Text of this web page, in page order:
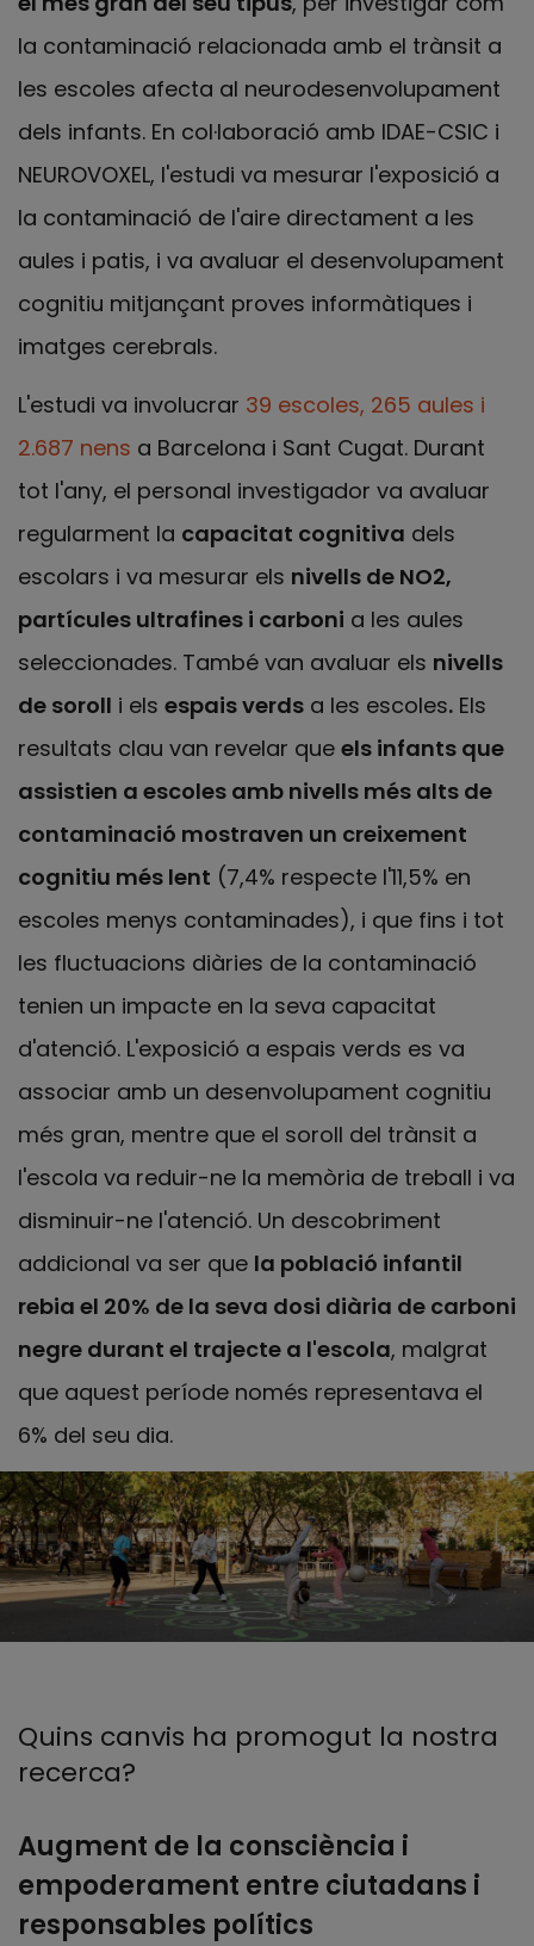
la contaminació relacionada amb el trànsit a
les escoles afecta al neurodesenvolupament
dels infants. En col·laboració amb IDAE-CSIC i
NEUROVOXEL, l'estudi va mesurar l'exposició a
la contaminació de l'aire directament a les
aules i patis, i va avaluar el desenvolupament
cognitiu mitjançant proves informàtiques i
imatges cerebrals.
L'estudi va involucrar 39 escoles, 265 aules i
2.687 nens a Barcelona i Sant Cugat. Durant
tot l'any, el personal investigador va avaluar
regularment la capacitat cognitiva dels
escolars i va mesurar els nivells de NO2,
partícules ultrafines i carboni a les aules
seleccionades. També van avaluar els nivells
de soroll i els espais verds a les escoles. Els
resultats clau van revelar que els infants que
assistien a escoles amb nivells més alts de
contaminació mostraven un creixement
cognitiu més lent (7,4% respecte l'11,5% en
escoles menys contaminades), i que fins i tot
les fluctuacions diàries de la contaminació
tenien un impacte en la seva capacitat
d'atenció. L'exposició a espais verds es va
associar amb un desenvolupament cognitiu
més gran, mentre que el soroll del trànsit a
l'escola va reduir-ne la memòria de treball i va
disminuir-ne l'atenció. Un descobriment
addicional va ser que la població infantil
rebia el 20% de la seva dosi diària de carboni
negre durant el trajecte a l'escola, malgrat
que aquest període només representava el
6% del seu dia.
Quins canvis ha promogut la nostra
recerca?
Augment de la consciència i
empoderament entre ciutadans i
responsables polítics